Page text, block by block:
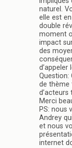
naturel.
elle est
double
moment
impact
des
d’appeler
Question:
de thème
Merci
PS: nous
Andrey
et nous
internet